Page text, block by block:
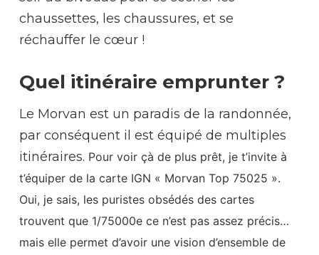
chaussettes, les chaussures, et se
réchauffer le cœur !
Quel itinéraire emprunter ?
Le Morvan est un paradis de la randonnée,
par conséquent il est équipé de multiples
itinéraires. Pour voir çà de plus prêt, je t’invite à
t’équiper de la carte IGN « Morvan Top 75025 ».
Oui, je sais, les puristes obsédés des cartes
trouvent que 1/75000e ce n’est pas assez précis…
mais elle permet d’avoir une vision d’ensemble de